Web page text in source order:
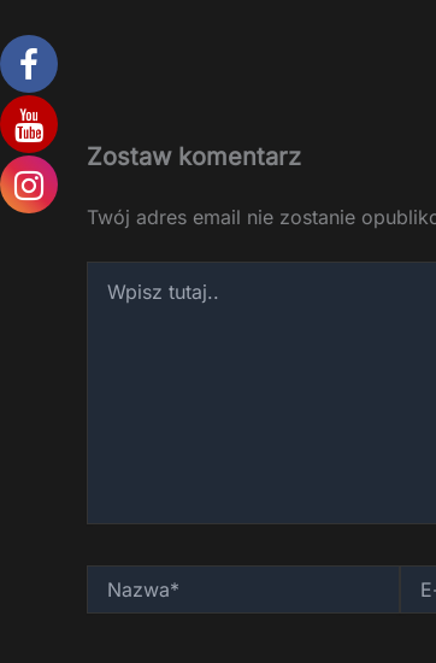
Zostaw komentarz
Twój adres email nie zostanie
tutaj..
mail*